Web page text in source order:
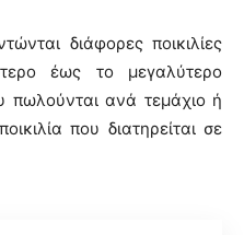
διάφορες ποικιλίες
έως το μεγαλύτερο
πωλούνται ανά τεμάχιο ή
που διατηρείται σε